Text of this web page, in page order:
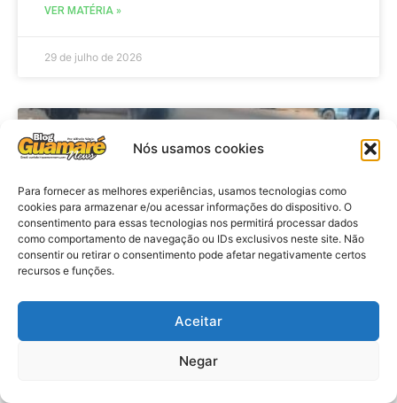
Nós usamos cookies
Para fornecer as melhores experiências, usamos tecnologias como
cookies para armazenar e/ou acessar informações do dispositivo. O
consentimento para essas tecnologias nos permitirá processar dados
como comportamento de navegação ou IDs exclusivos neste site. Não
consentir ou retirar o consentimento pode afetar negativamente certos
recursos e funções.
Aceitar
Negar
VER MATÉRIA »
29 de julho de 2026
Acidente: A caminho do trabalho
professora se envolve em